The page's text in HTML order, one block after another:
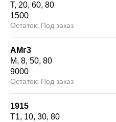
Т 20 60 80
1500
Под заказ
АМг3
М 8 50 80
9000
Под заказ
1915
Т1 10 30 80